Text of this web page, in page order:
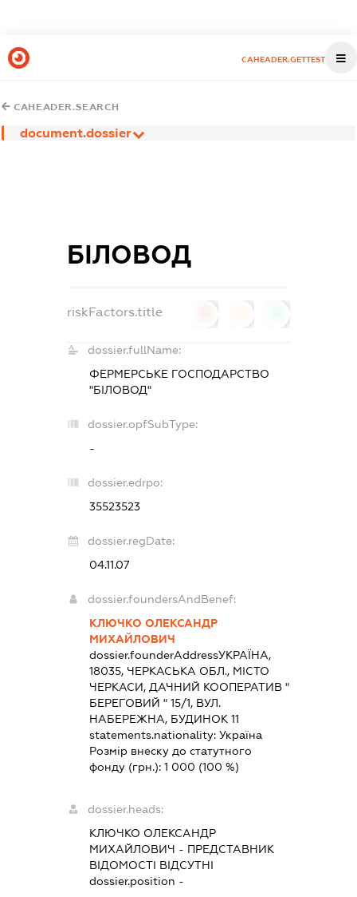
CAHEADER.GETTEST
CAHEADER.SEARCH
document.dossier
БІЛОВОД
riskFactors.title
dossier.fullName:
ФЕРМЕРСЬКЕ ГОСПОДАРСТВО
"БІЛОВОД"
dossier.opfSubType:
-
dossier.edrpo:
35523523
dossier.regDate:
04.11.07
dossier.foundersAndBenef:
КЛЮЧКО ОЛЕКСАНДР
МИХАЙЛОВИЧ
dossier.founderAddressУКРАЇНА,
18035, ЧЕРКАСЬКА ОБЛ., МІСТО
ЧЕРКАСИ, ДАЧНИЙ КООПЕРАТИВ "
БЕРЕГОВИЙ " 15/1, ВУЛ.
НАБЕРЕЖНА, БУДИНОК 11
statements.nationality: Україна
Розмір внеску до статутного
фонду (грн.): 1 000 (100 %)
dossier.heads:
КЛЮЧКО ОЛЕКСАНДР
МИХАЙЛОВИЧ - ПРЕДСТАВНИК
ВІДОМОСТІ ВІДСУТНІ
dossier.position -